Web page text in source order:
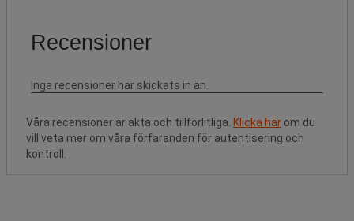
Våra recensioner är äkta och tillförlitliga. Klicka här om du
vill veta mer om våra förfaranden för autentisering och
kontroll.